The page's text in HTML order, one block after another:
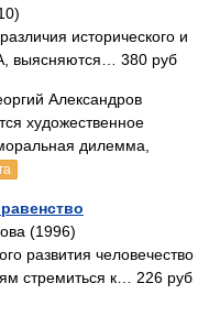
исторического и
выясняются… 380 руб
Александров
художественное
дилемма,
(1996)
развития человечество
стремиться к… 226 руб